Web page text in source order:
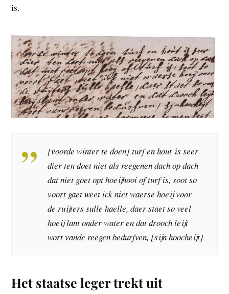
is.
[voorde winter te doen] turf en hout is seer
dier ten doet niet als reegenen dach op dach
dat niet goet opt hoeijhooi of turf is, soot so
voort gaet weet ick niet waerse hoeij voor
de ruijters sulle haelle, daer staet so veel
hoeij lant onder water en dat drooch leijt
wort vande reegen bedurfven, [sijn hoocheijt]
Het staatse leger trekt uit